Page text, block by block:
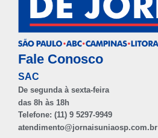
Fale Conosco
SAC
De segunda à sexta-feira
das 8h às 18h
Telefone: (11) 9 5297-9949
atendimento@jornaisuniaosp.com.br